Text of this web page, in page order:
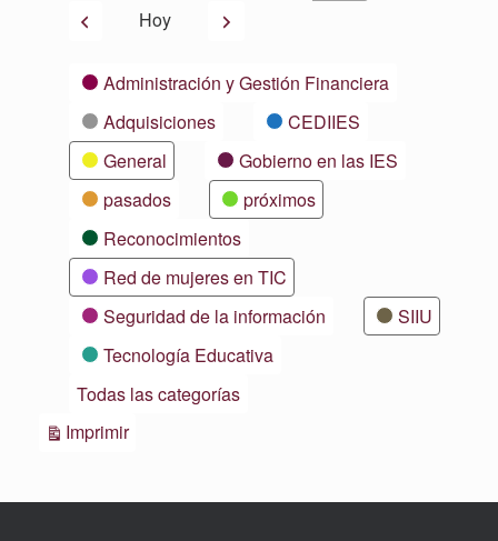
AnteriorHoy Siguiente
CategoríasAdministración y Gestión Financiera
Adquisiciones
CEDIIES
General
Gobierno en las IES
pasados
próximos
Reconocimientos
Red de mujeres en TIC
Seguridad de la información
SIIU
Tecnología Educativa
Todas las categorías
ImprimirVistas